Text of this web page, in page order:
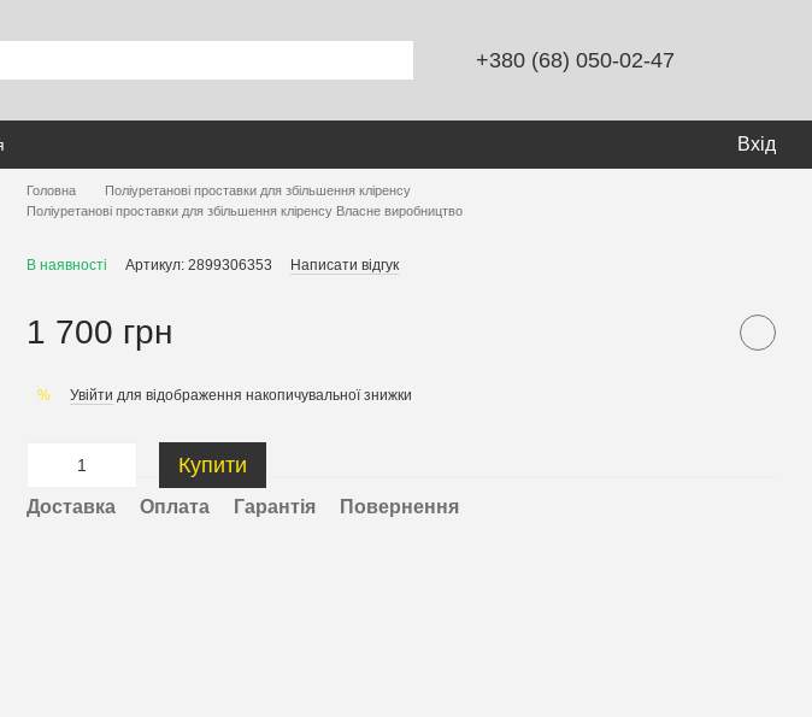
+380 (68) 050-02-47
Вхід
Головна
Поліуретанові проставки для збільшення кліренсу
Поліуретанові проставки для збільшення кліренсу Власне виробництво
В наявності Артикул: 2899306353 Написати відгук
1 700 грн
% Увійти для відображення накопичувальної знижки
Купити
Доставка Оплата Гарантія Повернення